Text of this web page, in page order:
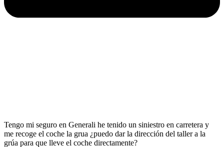
Tengo mi seguro en Generali he tenido un siniestro en carretera y
me recoge el coche la grua ¿puedo dar la dirección del taller a la
grúa para que lleve el coche directamente?